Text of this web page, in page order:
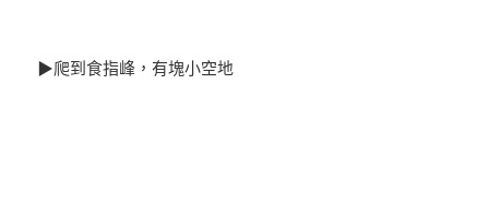
▶爬到食指峰，有塊小空地